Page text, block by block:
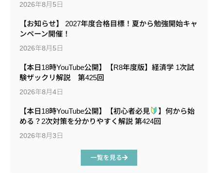
2026年8月5日
【お知らせ】 2027年度合格目標！夏から勉強開始キャ
ンペーン開催！
2026年8月5日
【本日18時YouTube公開】【R8年度版】経済学 1次試
験ザックリ解説 第425回
2026年8月4日
【本日18時YouTube公開】【初心者必見
】何から始
める？2次対策を分かりやすく解説 第424回
2026年8月3日
一覧を見る